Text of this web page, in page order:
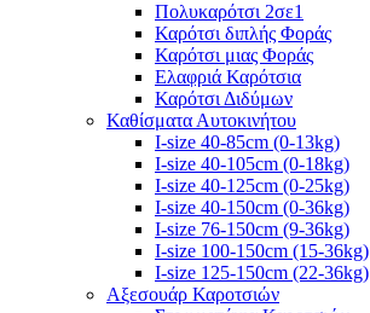
Πολυκαρότσι 2σε1
Καρότσι διπλής Φοράς
Καρότσι μιας Φοράς
Ελαφριά Καρότσια
Καρότσι Διδύμων
Καθίσματα Αυτοκινήτου
I-size 40-85cm (0-13kg)
I-size 40-105cm (0-18kg)
I-size 40-125cm (0-25kg)
I-size 40-150cm (0-36kg)
I-size 76-150cm (9-36kg)
I-size 100-150cm (15-36kg)
I-size 125-150cm (22-36kg)
Αξεσουάρ Καροτσιών